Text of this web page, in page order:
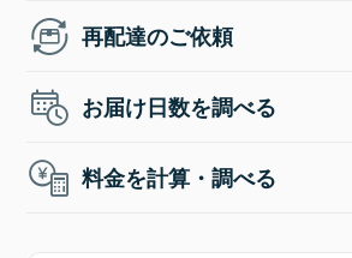
再配達のご依頼
お届け日数を調べる
料金を計算・調べる